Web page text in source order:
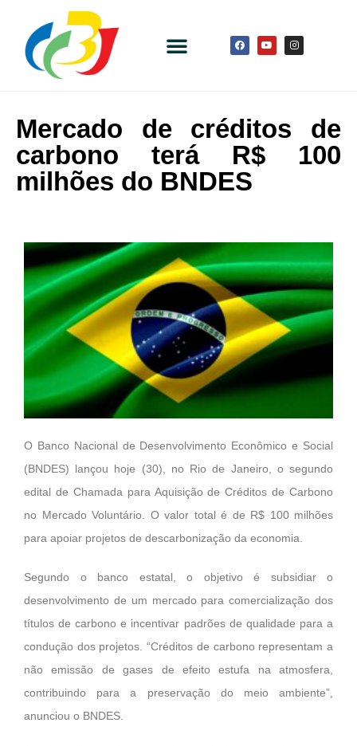
Mercado de créditos de
carbono terá R$ 100
milhões do BNDES
O Banco Nacional de Desenvolvimento Econômico e Social
(BNDES) lançou hoje (30), no Rio de Janeiro, o segundo
edital de Chamada para Aquisição de Créditos de Carbono
no Mercado Voluntário. O valor total é de R$ 100 milhões
para apoiar projetos de descarbonização da economia.
Segundo o banco estatal, o objetivo é subsidiar o
desenvolvimento de um mercado para comercialização dos
títulos de carbono e incentivar padrões de qualidade para a
condução dos projetos. “Créditos de carbono representam a
não emissão de gases de efeito estufa na atmosfera,
contribuindo para a preservação do meio ambiente”,
anunciou o BNDES.